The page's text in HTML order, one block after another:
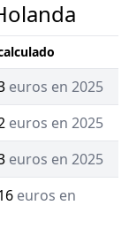
euros en 2025
euros en 2025
euros en 2025
euros en